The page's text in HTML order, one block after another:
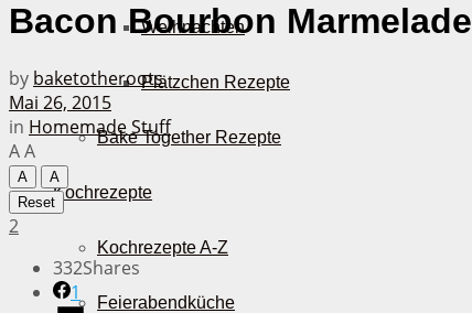
Weihnachten
Plätzchen Rezepte
Bake Together Rezepte
Kochrezepte
Kochrezepte A-Z
Feierabendküche
Bacon Bourbon Marmelade
by baketotheroots
Mai 26, 2015
in Homemade Stuff
AA
A
A
Reset
2
332Shares
1